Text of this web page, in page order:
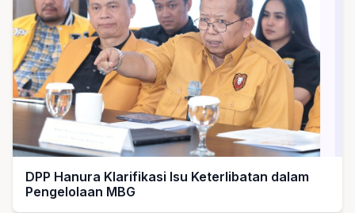
DPP Hanura Klarifikasi Isu Keterlibatan dalam
Pengelolaan MBG